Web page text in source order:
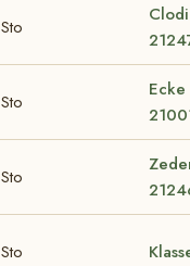
Sto
Sto
Ecke
Sto
Sto